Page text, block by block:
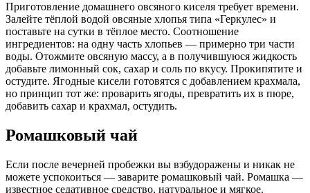
Приготовление домашнего овсяного киселя требует времени.
Залейте тёплой водой овсяные хлопья типа «Геркулес» и
поставьте на сутки в тёплое место. Соотношение
ингредиентов: на одну часть хлопьев — примерно три части
воды. Отожмите овсяную массу, а в получившуюся жидкость
добавьте лимонный сок, сахар и соль по вкусу. Прокипятите и
остудите. Ягодные кисели готовятся с добавлением крахмала,
но принцип тот же: проварить ягоды, превратить их в пюре,
добавить сахар и крахмал, остудить.
Ромашковый чай
Если после вечерней пробежки вы взбудоражены и никак не
можете успокоиться — заварите ромашковый чай. Ромашка —
известное седативное средство, натуральное и мягкое.